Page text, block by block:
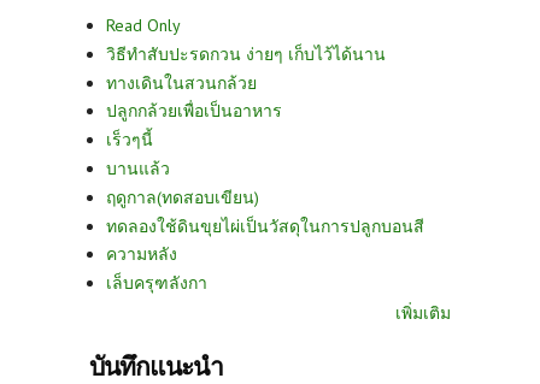
Read Only
วิธีทำสับปะรดกวน ง่ายๆ เก็บไว้ได้นาน
ทางเดินในสวนกล้วย
ปลูกกล้วยเพื่อเป็นอาหาร
เร็วๆนี้
บานแล้ว
ฤดูกาล(ทดสอบเขียน)
ทดลองใช้ดินขุยไผ่เป็นวัสดุในการปลูกบอนสี
ความหลัง
เล็บครุฑลังกา
เพิ่มเติม
บันทึกแนะนำ